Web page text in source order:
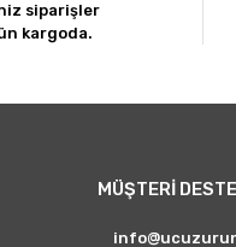
siparişler
kargoda.
MÜŞTERİ